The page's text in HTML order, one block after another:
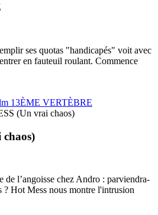
ses quotas "handicapés" voit avec
en fauteuil roulant. Commence
13ÈME VERTÈBRE
de l’angoisse chez Andro : parviendra-
? Hot Mess nous montre l'intrusion